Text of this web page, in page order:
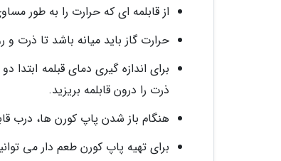
از قابلمه ای که حرارت را به طور
حرارت گاز باید میانه باشد تا ذرت
برای اندازه گیری دمای قبلمه ابتدا
ذرت را درون قابلمه بریزید.
هنگام باز شدن پاپ کورن ها، درب
برای تهیه پاپ کورن طعم دار می